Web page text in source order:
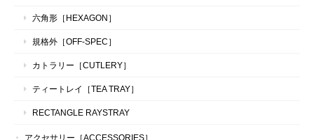
六角形［HEXAGON］
規格外［OFF-SPEC］
カトラリー［CUTLERY］
ティートレイ［TEA TRAY］
RECTANGLE RAYSTRAY
アクセサリー［ACCESSORIES］